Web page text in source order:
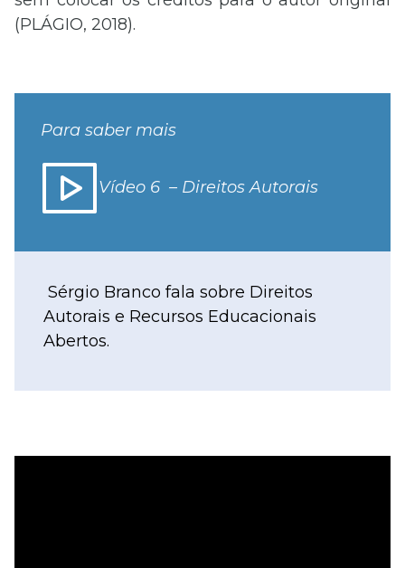
(PLÁGIO, 2018).
Para saber mais
Vídeo 6 – Direitos Autorais
Sérgio Branco fala sobre Direitos
Autorais e Recursos Educacionais
Abertos.